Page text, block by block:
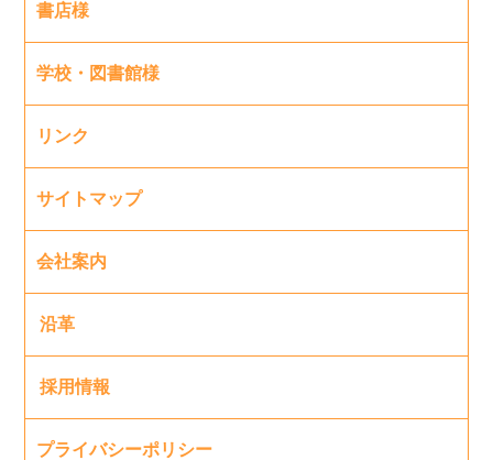
書店様
学校・図書館様
リンク
サイトマップ
会社案内
沿革
採用情報
プライバシーポリシー